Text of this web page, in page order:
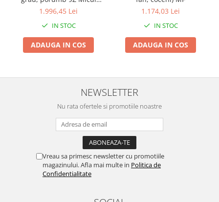
Chiuvete bucatarie compozit
Chiuvete inox
Coloane de dus
Robineti
Scari
Aere conditionate
Echipamente pt incalzire
Paturi electrice cu incalzire
Sobe pe lemne
Umidificatoare
Kituri de siguranta si supravietuire
Fermier GF-1336, 2.8 Kw,
1.996,45 Lei
IN STOC
ADAUGA IN COS
1.174,03 Lei
IN STOC
ADAUGA IN COS
NEWSLETTER
Nu rata ofertele si promotiile noastre
Vreau sa primesc newsletter cu promotiile
magazinului. Afla mai multe in Politica de
Confidentialitate